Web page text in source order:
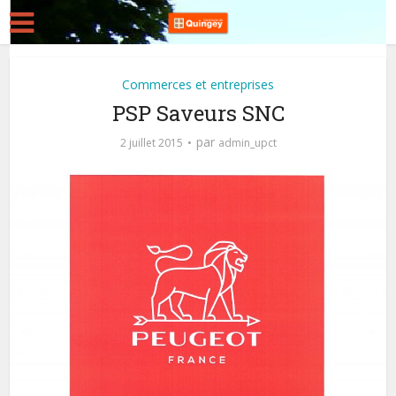
Commerces et entreprises
PSP Saveurs SNC
2 juillet 2015 par admin_upct